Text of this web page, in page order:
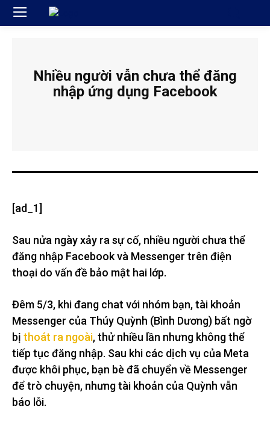
Nhiều người vẫn chưa thể đăng
nhập ứng dụng Facebook
[ad_1]
Sau nửa ngày xảy ra sự cố, nhiều người chưa thể
đăng nhập Facebook và Messenger trên điện
thoại do vấn đề bảo mật hai lớp.
Đêm 5/3, khi đang chat với nhóm bạn, tài khoản
Messenger của Thúy Quỳnh (Bình Dương) bất ngờ
bị thoát ra ngoài, thử nhiều lần nhưng không thể
tiếp tục đăng nhập. Sau khi các dịch vụ của Meta
được khôi phục, bạn bè đã chuyển về Messenger
để trò chuyện, nhưng tài khoản của Quỳnh vẫn
báo lỗi.